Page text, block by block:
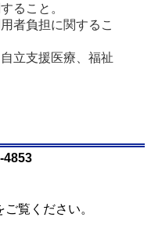
ること。
者負担に関するこ
立支援医療、福祉
4853
開きます）
ご覧ください。